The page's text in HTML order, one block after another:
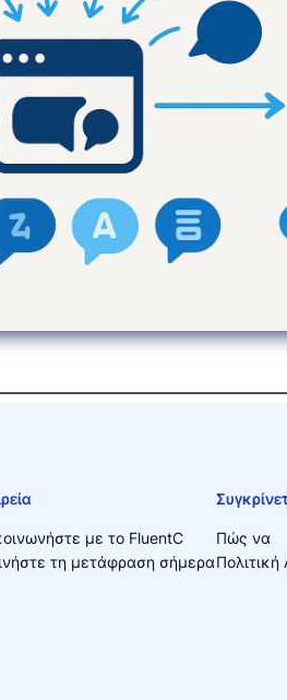
με το FluentC
τη μετάφραση σήμερα
Πώς να